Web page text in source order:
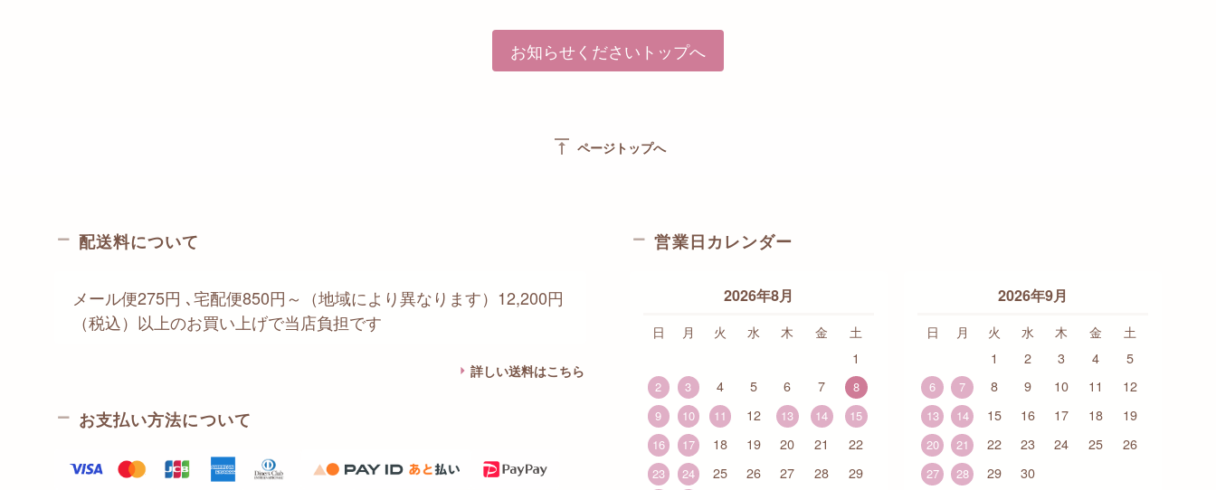
お知らせくださいトップへ
vertical_align_top ページトップへ
配送料について
メール便275円 ､宅配便850円～（地域により異なります）12,200円
（税込）以上のお買い上げで当店負担です
詳しい送料はこちら
お支払い方法について
営業日カレンダー
2026年8月
日 月 火 水 木 金
土
1
2 3 4 5 6 7
8
9
10 11 12 13 14
15
16
17 18 19 20 21 22
23 24 25 26 27 28 29
2026年9月
日 月 火 水 木 金
土
1
2 3 4 5
6 7 8 9 10 11 12
13 14 15 16 17 18 19
20 21 22 23 24 25 26
27 28 29 30